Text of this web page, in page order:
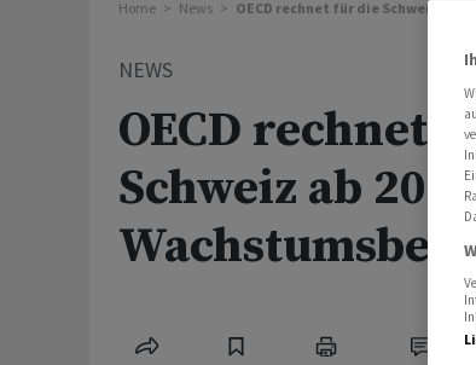
Home News OECD rechnet für die Schweiz ab
NEWS
OECD rechnet
Schweiz ab